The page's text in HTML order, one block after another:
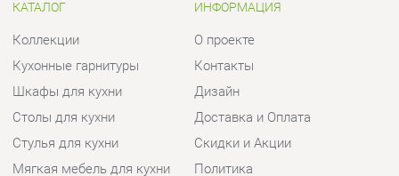
Мягкая мебель для кухни
Кухонная техника
Комплектующие для кухни
Кухонная сантехника
Политика
Гарантия
Помощь
ГОРОДА